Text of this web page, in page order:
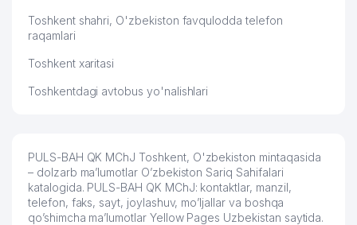
Toshkent shahri, O'zbekiston favqulodda telefon
raqamlari
Toshkent xaritasi
Toshkentdagi avtobus yo'nalishlari
PULS-BAH QK MChJ Toshkent, O'zbekiston mintaqasida
– dolzarb ma’lumotlar O’zbekiston Sariq Sahifalari
katalogida. PULS-BAH QK MChJ: kontaktlar, manzil,
telefon, faks, sayt, joylashuv, mo’ljallar va boshqa
qo’shimcha ma’lumotlar Yellow Pages Uzbekistan saytida.